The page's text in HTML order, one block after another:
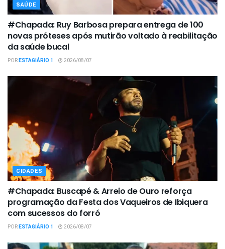
SAÚDE
#Chapada: Ruy Barbosa prepara entrega de 100
novas próteses após mutirão voltado à reabilitação
da saúde bucal
PORESTAGIÁRIO 1 2026/08/07
CIDADES
#Chapada: Buscapé & Arreio de Ouro reforça
programação da Festa dos Vaqueiros de Ibiquera
com sucessos do forró
PORESTAGIÁRIO 1 2026/08/07